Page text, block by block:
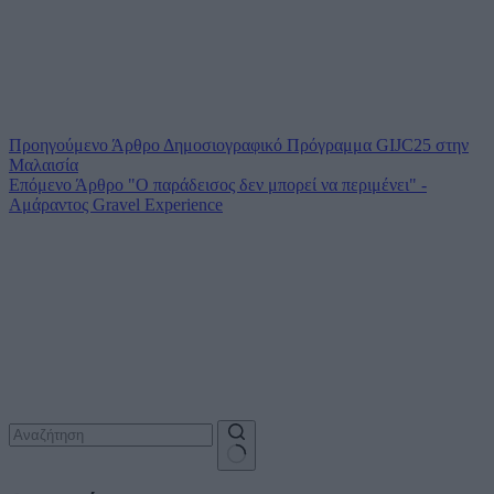
Προηγούμενο Άρθρο Δημοσιογραφικό Πρόγραμμα GIJC25 στην
Μαλαισία
Επόμενο Άρθρο "Ο παράδεισος δεν μπορεί να περιμένει" -
Αμάραντος Gravel Experience